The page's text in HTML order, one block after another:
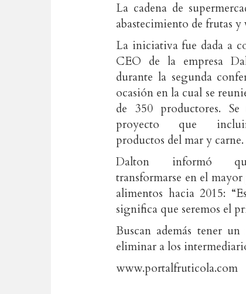
La cadena de
abastecimiento de frutas
La iniciativa fue dada a
CEO de la empresa
durante la segunda
ocasión en la cual se
de 350 productores.
proyecto que
productos del mar y carne.
Dalton informó
transformarse en el
alimentos hacia 2015:
significa que seremos el
Buscan además tener
eliminar a los
www.portalfruticola.com